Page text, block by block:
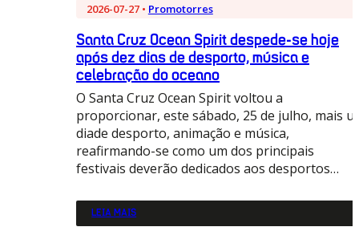
2026-07-27 • Promotorres
Santa Cruz Ocean Spirit despede-se hoje
após dez dias de desporto, música e
celebração do oceano
O Santa Cruz Ocean Spirit voltou a
proporcionar, este sábado, 25 de julho, mais
diade desporto, animação e música,
reafirmando-se como um dos principais
festivais deverão dedicados aos desportos…
LEIA MAIS